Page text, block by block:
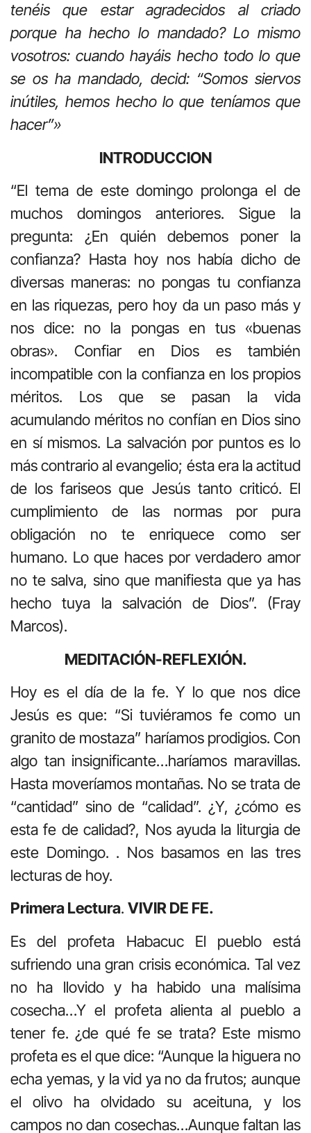
tenéis que estar agradecidos al criado
porque ha hecho lo mandado? Lo mismo
vosotros: cuando hayáis hecho todo lo que
se os ha mandado, decid: “Somos siervos
inútiles, hemos hecho lo que teníamos que
hacer”»
INTRODUCCION
“El tema de este domingo prolonga el de
muchos domingos anteriores. Sigue la
pregunta: ¿En quién debemos poner la
confianza? Hasta hoy nos había dicho de
diversas maneras: no pongas tu confianza
en las riquezas, pero hoy da un paso más y
nos dice: no la pongas en tus «buenas
obras». Confiar en Dios es también
incompatible con la confianza en los propios
méritos. Los que se pasan la vida
acumulando méritos no confían en Dios sino
en sí mismos. La salvación por puntos es lo
más contrario al evangelio; ésta era la actitud
de los fariseos que Jesús tanto criticó. El
cumplimiento de las normas por pura
obligación no te enriquece como ser
humano. Lo que haces por verdadero amor
no te salva, sino que manifiesta que ya has
hecho tuya la salvación de Dios”. (Fray
Marcos).
MEDITACIÓN-REFLEXIÓN.
Hoy es el día de la fe. Y lo que nos dice
Jesús es que: “Si tuviéramos fe como un
granito de mostaza” haríamos prodigios. Con
algo tan insignificante…haríamos maravillas.
Hasta moveríamos montañas. No se trata de
“cantidad” sino de “calidad”. ¿Y, ¿cómo es
esta fe de calidad?, Nos ayuda la liturgia de
este Domingo. . Nos basamos en las tres
lecturas de hoy.
Primera Lectura. VIVIR DE FE.
Es del profeta Habacuc El pueblo está
sufriendo una gran crisis económica. Tal vez
no ha llovido y ha habido una malísima
cosecha…Y el profeta alienta al pueblo a
tener fe. ¿de qué fe se trata? Este mismo
profeta es el que dice: “Aunque la higuera no
echa yemas, y la vid ya no da frutos; aunque
el olivo ha olvidado su aceituna, y los
campos no dan cosechas…Aunque faltan las